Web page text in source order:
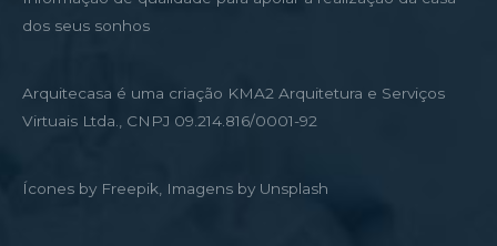
dos seus sonhos
Arquitecasa é uma criação KMA2 Arquitetura e Serviços
Virtuais Ltda., CNPJ 09.214.816/0001-92
Ícones by Freepik, Imagens by Unsplash